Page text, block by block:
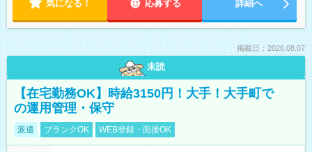
気になる！ 応募する 詳細へ
掲載日：2026.08.07
未読
【在宅勤務OK】時給3150円！大手！大手町で
の運用管理・保守
派遣 ブランクOK WEB登録・面接OK